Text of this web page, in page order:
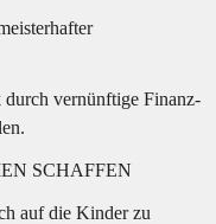
vernünftige Finanz-
SCHAFFEN
auf die Kinder zu